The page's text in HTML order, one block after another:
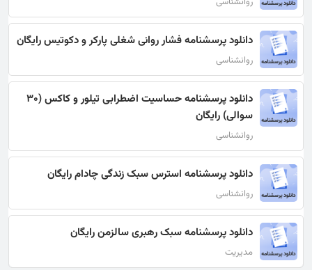
دانلود پرسشنامه فشار روانی شغلی پارکر و دکوتیس رایگان
روانشناسی
دانلود پرسشنامه حساسیت اضطرابی تیلور و کاکس (30
سوالی) رایگان
روانشناسی
دانلود پرسشنامه استرس سبک زندگی چادام رایگان
روانشناسی
دانلود پرسشنامه سبک رهبری سالزمن رایگان
مدیریت